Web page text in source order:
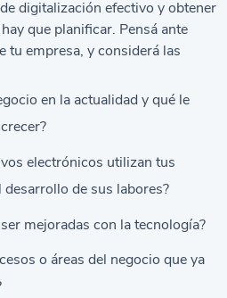
digitalización efectivo y obtener
que planificar. Pensá ante
tu empresa, y considerá las
en la actualidad y qué le
electrónicos utilizan tus
de sus labores?
mejoradas con la tecnología?
o áreas del negocio que ya